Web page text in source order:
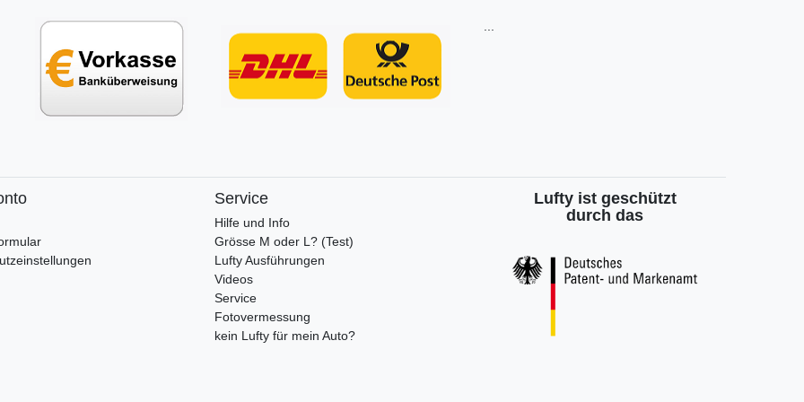
Service
Hilfe und Info
Grösse M oder L? (Test)
Lufty Ausführungen
Videos
Service
Fotovermessung
kein Lufty für mein Auto?
Lufty ist geschützt
durch das